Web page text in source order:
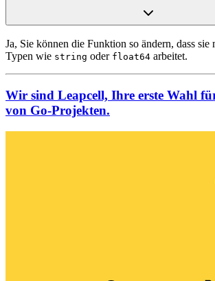
Ja, Sie können die Funktion so ändern, dass sie
Typen wie string oder float64 arbeitet.
Wir sind Leapcell, Ihre erste Wahl
von Go-Projekten.